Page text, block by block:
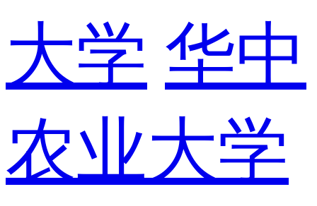
大学 华中
农业大学